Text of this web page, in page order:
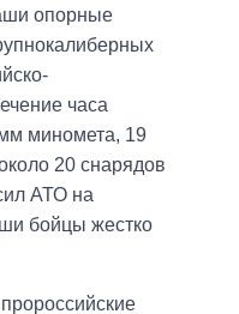
опорные
часа
миномета, 19
20 снарядов
АТО на
бойцы жестко